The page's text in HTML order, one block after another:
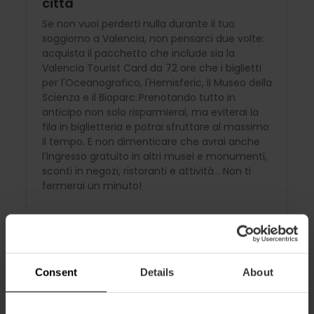
Consent Details About
Se non vuoi perderti nulla durante il tuo
soggiorno a Valencia, non pensarci due volte:
acquista il pacchetto che include sia la
Valencia Tourist Card da 72 ore che i biglietti
per l'Oceanografico, l'Hemisferic, il Museo della
Scienza e il Bioparc. Prenotando tutto in
anticipo non solo risparmierai, ma eviterai la
fila in biglietteria e potrai sfruttare al massimo
il tempo. E non dimenticare che avrai anche
l’ingresso gratuito in altri musei e monumenti,
sconti in negozi, ristoranti e attività... Non ti
fermerai un minuto!